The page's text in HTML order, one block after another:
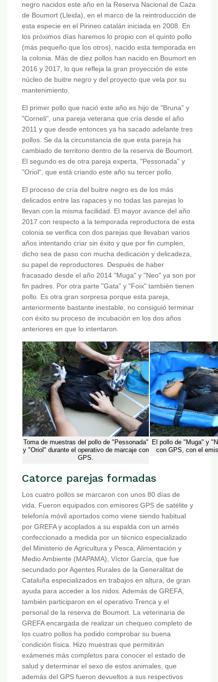
negro nacidos este año en la Reserva Nacional de Caza
de Boumort (Lleida), en el marco de la reintroducción de
esta especie en el Pirineo catalán iniciada en 2008. En
los próximos días haremos lo propio con el quinto pollo
(más pequeño que los otros), nacido esta temporada en
la colonia. Más de diez pollos han nacido en Boumort en
2016 y 2017, lo que refleja la gran proyección de este
núcleo de buitre negro y del proyecto que vela por su
mantenimiento.
El primer pollo que nació este año es hijo de "Bruna" y
"Corneli", una pareja veterana que cría desde el año
2011 y que desde entonces ya ha sacado adelante tres
pollos. Se da la circunstancia de que esta pareja ha
cambiado de territorio dentro de la reserva de Boumort.
El segundo es de otra pareja experta, "Pessonada" y
"Oriol", que está criando este año su tercer pollo.
El proceso de cría del buitre negro es de los más
delicados entre las rapaces y no todas las parejas lo
llevan con la misma facilidad. El mayor avance del año
2017 con respecto a la temporada reproductora de esta
colonia se verifica con dos parejas que llevaban varios
años intentando criar sin éxito y que por fin cumplen,
dicho sea de paso con mucha dedicación y delicadeza,
su papel de reproductores. Después de haber
fracasado desde el año 2014 "Muga" y "Neo" ya son por
fin padres. Por otra parte "Gata" y "Foix" también tienen
pollo. Es otra gran sorpresa porque esta pareja,
anteriormente bastante inestable, no consiguió terminar
con éxito su proceso de incubación en los dos años
anteriores en que lo intentaron.
Toma de muestras del pollo de "Pessonada"
y "Oriol" durante el operativo de marcaje con
GPS.
El pollo de "Muga" y
con GPS, con el
Catorce parejas formadas
Los cuatro pollos se marcaron con unos 80 días de
vida. Fueron equipados con emisores GPS de satélite y
telefonía móvil aportados como viene siendo habitual
por GREFA y acoplados a su espalda con un arnés
confeccionado a medida por un técnico especializado
del Ministerio de Agricultura y Pesca, Alimentación y
Medio Ambiente (MAPAMA), Víctor García, que fue
secundado por Agentes Rurales de la Generalitat de
Cataluña especializados en trabajos en altura, de gran
ayuda para acceder a los nidos. Además de GREFA,
también participaron en el operativo Trenca y el
personal de la reserva de Boumort. La veterinaria de
GREFA encargada de realizar un chequeo completo de
los cuatro pollos ha podido comprobar su buena
condición física. Hizo muestras que permitirán
exámenes más completos para conocer el estado de
salud y determinar el sexo de estos animales, que
además del GPS fueron devueltos a sus respectivos